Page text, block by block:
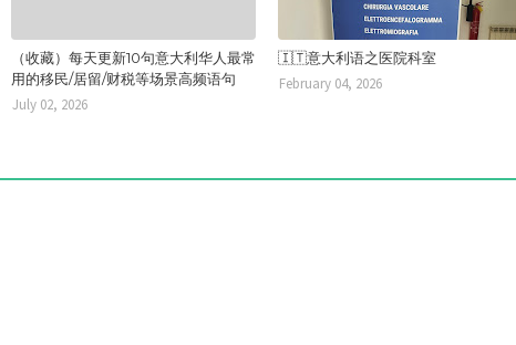
（收藏）每天更新10句意大利华人最常
用的移民/居留/财税等场景高频语句
July 02, 2026
🇮🇹意大利语之医院科室
February 04, 2026